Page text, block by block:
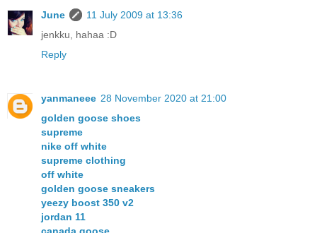
June
11 July 2009 at 13:36
jenkku, hahaa :D
Reply
yanmaneee 28 November 2020 at 21:00
golden goose shoes
supreme
nike off white
supreme clothing
off white
golden goose sneakers
yeezy boost 350 v2
jordan 11